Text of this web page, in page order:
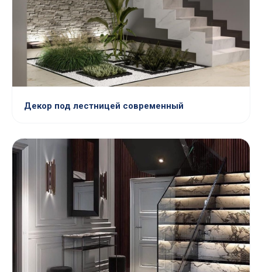
Декор под лестницей современный